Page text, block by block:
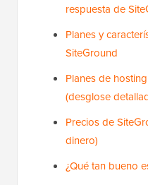
respuesta de
Planes y
SiteGround
Planes de
(desglose
Precios de
dinero)
¿Qué tan bueno